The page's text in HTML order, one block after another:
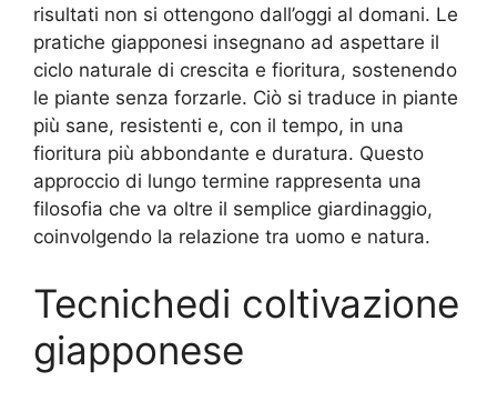
risultati non si ottengono dall’oggi al domani. Le
pratiche giapponesi insegnano ad aspettare il
ciclo naturale di crescita e fioritura, sostenendo
le piante senza forzarle. Ciò si traduce in piante
più sane, resistenti e, con il tempo, in una
fioritura più abbondante e duratura. Questo
approccio di lungo termine rappresenta una
filosofia che va oltre il semplice giardinaggio,
coinvolgendo la relazione tra uomo e natura.
Tecnichedi coltivazione
giapponese